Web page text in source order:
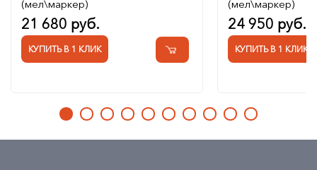
(мел\маркер)
21 680 руб.
КУПИТЬ В 1 КЛИК
(мел\маркер)
24 950 руб.
КУПИТЬ В 1 КЛИК